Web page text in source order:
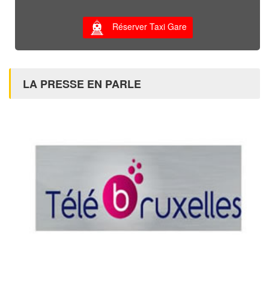
Réserver Taxi Gare
LA PRESSE EN PARLE